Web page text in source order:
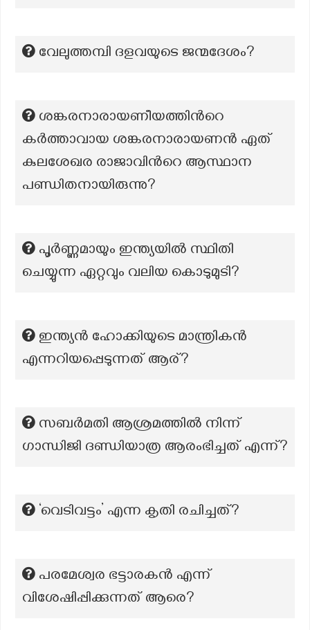
വേലുത്തമ്പി ദളവയുടെ ജന്മദേശം?
ശങ്കരനാരായണീയത്തിന്‍റെ
കർത്താവായ ശങ്കരനാരായണൻ ഏത്
കുലശേഖര രാജാവിന്‍റെ ആസ്ഥാന
പണ്ഡിതനായിരുന്നു?
പൂർണ്ണമായും ഇന്ത്യയിൽ സ്ഥിതി
ചെയ്യുന്ന ഏറ്റവും വലിയ കൊടുമുടി?
ഇന്ത്യന്‍ ഹോക്കിയുടെ മാന്ത്രികന്‍
എന്നറിയപ്പെടുന്നത് ആര്?
സബർമതി ആശ്രമത്തിൽ നിന്ന്
ഗാന്ധിജി ദണ്ഡിയാത്ര ആരംഭിച്ചത് എന്ന്?
‘വെടിവട്ടം’ എന്ന കൃതി രചിച്ചത്?
പരമേശ്വര ഭട്ടാരകൻ എന്ന്
വിശേഷിപ്പിക്കുന്നത് ആരെ?